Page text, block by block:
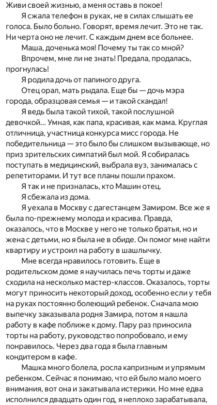
Живи своей жизнью, а меня оставь в покое!
Я сжала телефон в руках, не в силах слышать ее
голоса. Было больно. Говорят, время лечит. Это не так.
Ни черта оно не лечит. С каждым днем все больнее.
Маша, доченька моя! Почему ты так со мной?
Впрочем, мне ли не знать! Предала, продалась,
прогнулась!
Я родила дочь от папиного друга.
Отец орал, мать рыдала. Еще бы — дочь мэра
города, образцовая семья — и такой скандал!
Я ведь была такой тихой, такой послушной
девочкой... Умная, как папа, красивая, как мама. Круглая
отличница, участница конкурса мисс города. Не
победительница — это было бы слишком вызывающе, но
приз зрительских симпатий был мой. Я собиралась
поступать в медицинский, выбрала вуз, занималась с
репетиторами. И тут все планы пошли прахом.
Я так и не призналась, кто Машин отец.
Я сбежала из дома.
Я уехала в Москву с дагестанцем Замиром. Все же я
была по-прежнему молода и красива. Правда,
оказалось, что в Москве у него не только братья, но и
жена с детьми, но я была не в обиде. Он помог мне найти
квартиру и устроил на работу в шашлычку.
Мне всегда нравилось готовить. Еще в
родительском доме я научилась печь торты и даже
сходила на несколько мастер-классов. Оказалось, торты
могут приносить некоторый доход, особенно если у тебя
на руках постоянно болеющий ребенок. Сначала мою
выпечку заказывала родня Замира, потом я нашла
работу в кафе поближе к дому. Пару раз приносила
торты на работу, руководство попробовало, и ему
понравилось. Через два года я была главным
кондитером в кафе.
Машка много болела, росла капризным и упрямым
ребенком. Сейчас я понимаю, что ей было мало моего
внимания, вот она и закатывала истерики. Но мне едва
исполнился двадцать один год, я неплохо зарабатывала,